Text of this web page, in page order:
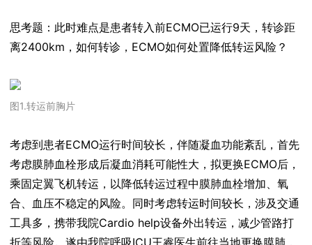
思考题：此时难点是患者转入前ECMO已运行9天，转诊距
离2400km，如何转诊，ECMO如何处置降低转运风险？
图1.转运前胸片
考虑到患者ECMO运行时间较长，伴随凝血功能紊乱，首先
考虑膜肺血栓形成后凝血消耗可能性大，拟更换ECMO后，
乘固定翼飞机转运，以降低转运过程中膜肺血栓增加、氧
合、血压不稳定的风险。同时考虑转运时间较长，涉及交通
工具多，携带我院Cardio help设备外出转运，减少管路打
折等风险。遂由我院呼吸ICU王睿医生前往当地更换膜肺，